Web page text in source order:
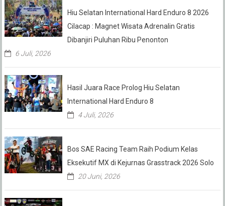
Hiu Selatan International Hard Enduro 8 2026
Cilacap : Magnet Wisata Adrenalin Gratis
Dibanjiri Puluhan Ribu Penonton
6 Juli, 2026
Hasil Juara Race Prolog Hiu Selatan
International Hard Enduro 8
4 Juli, 2026
Bos SAE Racing Team Raih Podium Kelas
Eksekutif MX di Kejurnas Grasstrack 2026 Solo
20 Juni, 2026